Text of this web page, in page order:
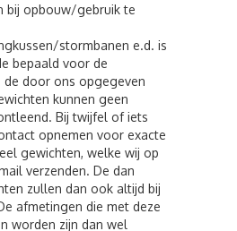
bij opbouw/gebruik te
stormbanen e.d. is
bepaald voor de
door ons opgegeven
kunnen geen
Bij twijfel of iets
opnemen voor exacte
gewichten, welke wij op
verzenden. De dan
zullen dan ook altijd bij
afmetingen die met deze
worden zijn dan wel